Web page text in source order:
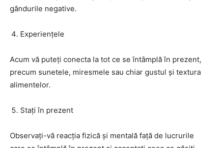
gândurile negative.
Experiențele
Acum vă puteți conecta la tot ce se întâmplă în prezent,
precum sunetele, miresmele sau chiar gustul și textura
alimentelor.
Stați în prezent
Observați-vă reacția fizică și mentală față de lucrurile